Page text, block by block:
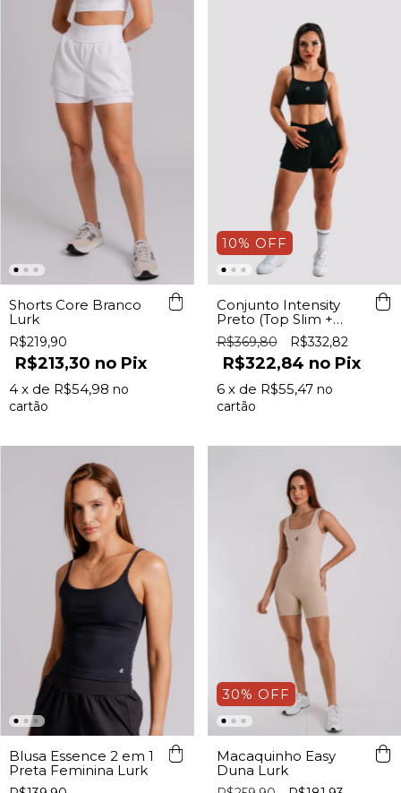
Shorts Core Branco
Lurk
R$219,90
R$213,30 Pix
4 x de R$54,98
10% OFF
Conjunto Intensity
Preto (Top Slim +
Shorts Essence 2 em
1)
R$369,80 R$332,82
R$322,84 Pix
6 x de R$55,47
Blusa Essence 2 em 1
Preta Feminina Lurk
30% OFF
Macaquinho Easy
Duna Lurk